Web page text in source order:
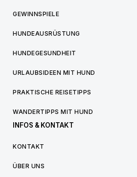
GEWINNSPIELE
HUNDEAUSRÜSTUNG
HUNDEGESUNDHEIT
URLAUBSIDEEN MIT HUND
PRAKTISCHE REISETIPPS
WANDERTIPPS MIT HUND
INFOS & KONTAKT
KONTAKT
ÜBER UNS